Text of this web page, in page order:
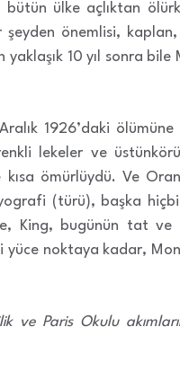
bütün ülke açlıktan
önemlisi,
10 yıl sonra bile
1926’daki ölümüne
lekeler ve
kısa ömürlüydü. Ve
(türü), başka
King, bugünün tat ve
yüce noktaya kadar,
ve Paris Okulu